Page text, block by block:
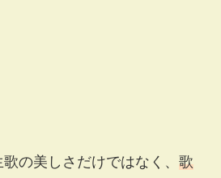
の美しさだけではなく、 歌